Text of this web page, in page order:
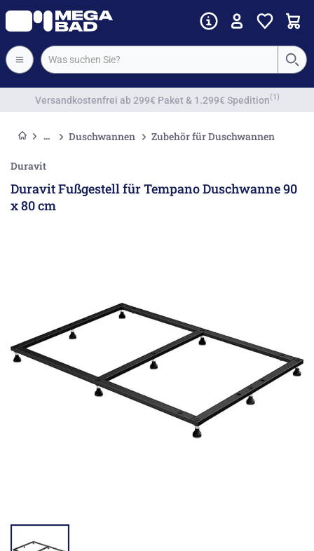
Vorkassenrabatt
Duschwannen Zubehör für Duschwannen
Duravit
Duravit Fußgestell für Tempano Duschwanne 90
x 80 cm